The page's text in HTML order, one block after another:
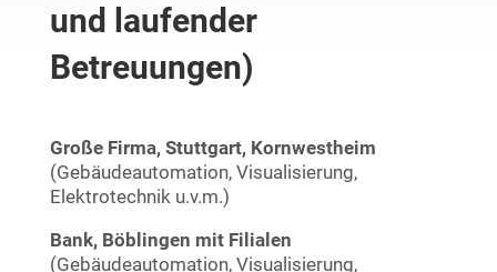
und laufender
Betreuungen)
Große Firma, Stuttgart, Kornwestheim
(Gebäudeautomation, Visualisierung,
Elektrotechnik u.v.m.)
Bank, Böblingen mit Filialen
(Gebäudeautomation, Visualisierung,